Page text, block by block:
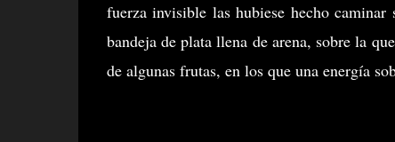
fuerza invisible las hubiese hecho
bandeja de plata llena de arena, sobre la
de algunas frutas, en los que una energía